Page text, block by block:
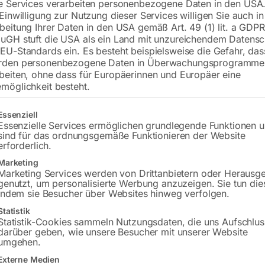
€3.594,00
inkl. MwSt. zzgl.Versandkosten
Lieferzeit:ca. 5 - 10 Werktage
Bitte beachten Sie: Die Versandkosten
In den
Sie haben
Anfrageformular
Services verarbeiten personenbezogene Daten in den
zur Nutzung dieser Services willigen Sie auch
Ihrer Daten in den USA gemäß Art. 49 (1) lit. a
stuft die USA als ein Land mit unzureichendem
Standards ein. Es besteht beispielsweise die Gefahr,
personenbezogene Daten in
ohne dass für Europäerinnen und Europäer eine
besteht.
eine Liste der Service-Gruppen, für die eine Einwilligung erteilt
Services ermöglichen grundlegende Funktionen
für das ordnungsgemäße Funktionieren der Website
Services werden von Drittanbietern oder
um personalisierte Werbung anzuzeigen. Sie tun
sie Besucher über Websites hinweg verfolgen.
Cookies sammeln Nutzungsdaten, die uns
geben, wie unsere Besucher mit unserer Website
Medien